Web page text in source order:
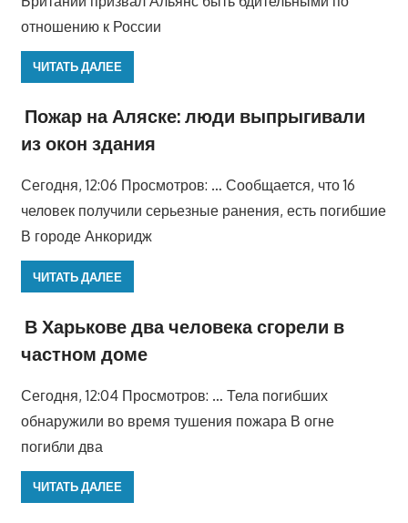
отношению к России
ЧИТАТЬ ДАЛЕЕ
Пожар на Аляске: люди выпрыгивали
из окон здания
Сегодня, 12:06 Просмотров: … Сообщается, что 16
человек получили серьезные ранения, есть погибшие
В городе Анкоридж
ЧИТАТЬ ДАЛЕЕ
В Харькове два человека сгорели в
частном доме
Сегодня, 12:04 Просмотров: … Тела погибших
обнаружили во время тушения пожара В огне
погибли два
ЧИТАТЬ ДАЛЕЕ